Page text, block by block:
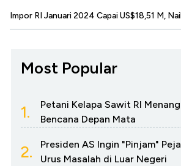
Impor RI Januari 2024 Capai US$18,51 M,
Most Popular
1.
Petani Kelapa Sawit RI
Bencana Depan Mata
2.
Presiden AS Ingin "Pinjam"
Urus Masalah di Luar Negeri